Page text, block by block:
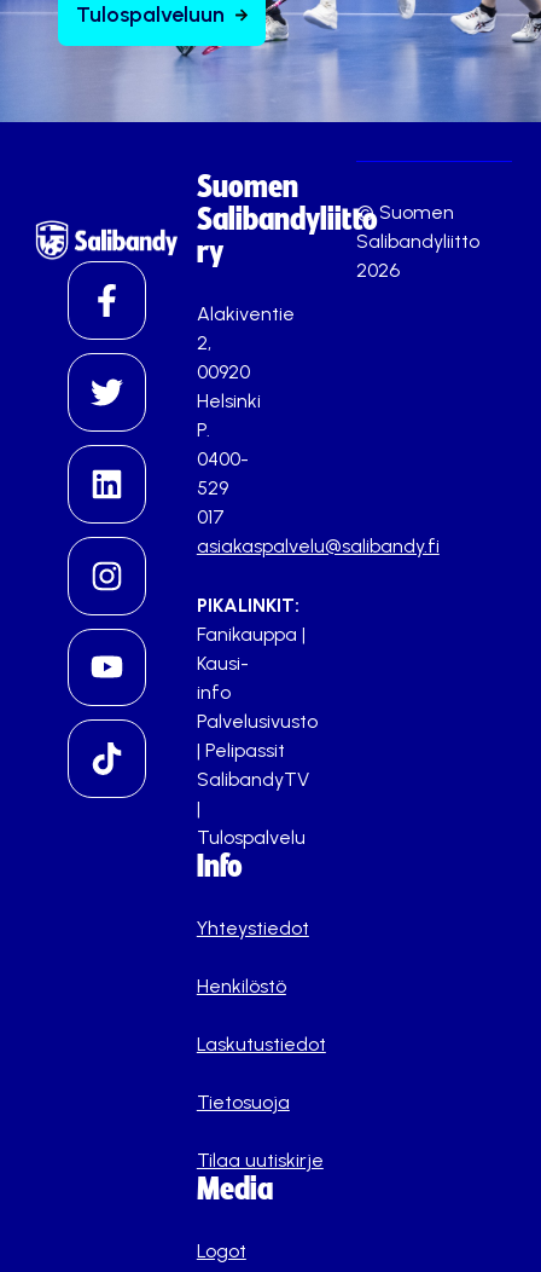
Tulospalveluun
Suomen
Salibandyliitto
ry
Alakiventie
2,
00920
Helsinki
P.
0400-
529
017
asiakaspalvelu@salibandy.fi
PIKALINKIT:
Fanikauppa |
Kausi-
info
Palvelusivusto
| Pelipassit
SalibandyTV
|
Tulospalvelu
Info
Yhteystiedot
Henkilöstö
Laskutustiedot
Tietosuoja
Tilaa uutiskirje
Media
Logot
© Suomen
Salibandyliitto
2026